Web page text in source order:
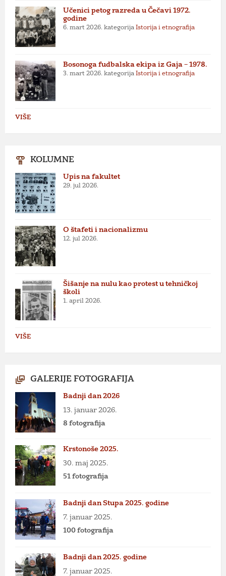
Učenici petog razreda u Čečavi 1972.
godine
6. mart 2026. kategorija Istorija i etnografija
Bosonoga fudbalska ekipa iz Gaja – 1978.
3. mart 2026. kategorija Istorija i etnografija
VIŠE
KOLUMNE
Upis na fakultet
29. jul 2026.
O štafeti i nacionalizmu
12. jul 2026.
Šišanje na nulu kao protest u tehničkoj
školi
1. april 2026.
VIŠE
GALERIJE FOTOGRAFIJA
Badnji dan 2026
13. januar 2026.
8 fotografija
Krstonoše 2025.
30. maj 2025.
51 fotografija
Badnji dan Stupa 2025. godine
7. januar 2025.
100 fotografija
Badnji dan 2025. godine
7. januar 2025.